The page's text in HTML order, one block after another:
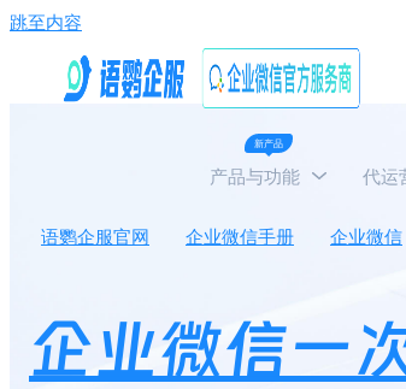
跳至内容
新产品
产品与功能 代运
语鹦企服官网 企业微信手册 企业微信
企业微信一